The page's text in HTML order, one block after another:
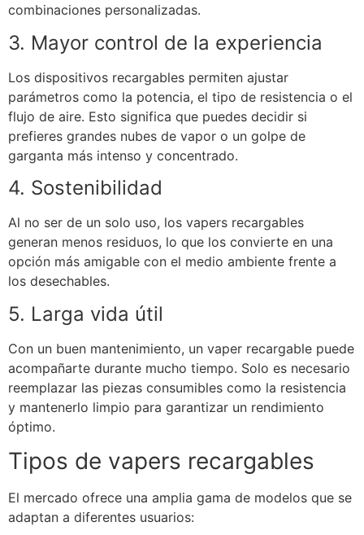
combinaciones personalizadas.
3. Mayor control de la experiencia
Los dispositivos recargables permiten ajustar
parámetros como la potencia, el tipo de resistencia o el
flujo de aire. Esto significa que puedes decidir si
prefieres grandes nubes de vapor o un golpe de
garganta más intenso y concentrado.
4. Sostenibilidad
Al no ser de un solo uso, los vapers recargables
generan menos residuos, lo que los convierte en una
opción más amigable con el medio ambiente frente a
los desechables.
5. Larga vida útil
Con un buen mantenimiento, un vaper recargable puede
acompañarte durante mucho tiempo. Solo es necesario
reemplazar las piezas consumibles como la resistencia
y mantenerlo limpio para garantizar un rendimiento
óptimo.
Tipos de vapers recargables
El mercado ofrece una amplia gama de modelos que se
adaptan a diferentes usuarios: